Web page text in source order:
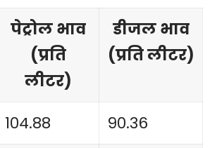
पेट्रोल भाव
(प्रति
लीटर)
डीजल भाव
(प्रति लीटर)
104.88
90.36